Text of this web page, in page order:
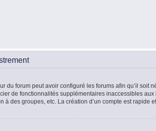
du forum peut avoir configuré les forums afin qu’il soit
de fonctionnalités supplémentaires inaccessibles
à des groupes, etc. La création d’un compte est rapide